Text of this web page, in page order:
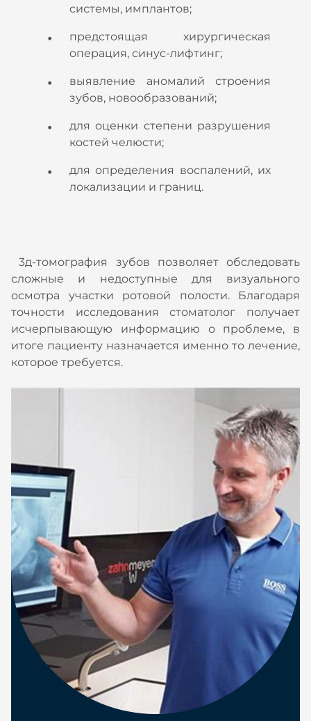
системы, имплантов;
предстоящая хирургическая
операция, синус-лифтинг;
выявление аномалий строения
зубов, новообразований;
для оценки степени разрушения
костей челюсти;
для определения воспалений, их
локализации и границ.
3д-томография зубов позволяет обследовать
сложные и недоступные для визуального
осмотра участки ротовой полости. Благодаря
точности исследования стоматолог получает
исчерпывающую информацию о проблеме, в
итоге пациенту назначается именно то лечение,
которое требуется.